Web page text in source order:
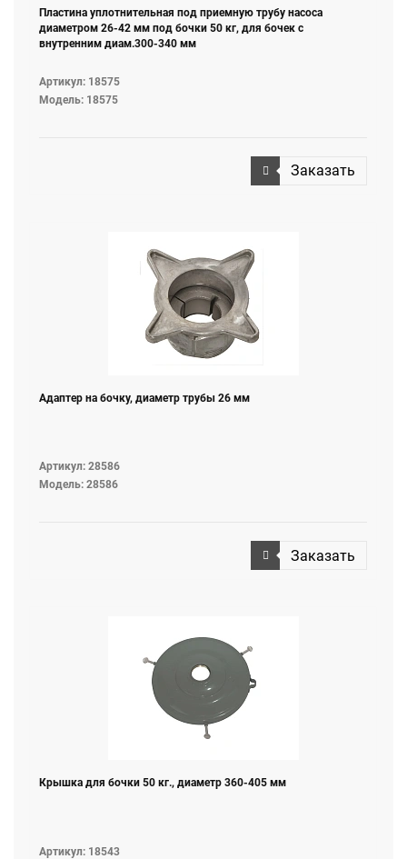
Пластина уплотнительная под приемную трубу насоса
диаметром 26-42 мм под бочки 50 кг, для бочек с
внутренним диам.300-340 мм
Артикул: 18575
Модель: 18575
Заказать
Адаптер на бочку, диаметр трубы 26 мм
Артикул: 28586
Модель: 28586
Заказать
Крышка для бочки 50 кг., диаметр 360-405 мм
Артикул: 18543